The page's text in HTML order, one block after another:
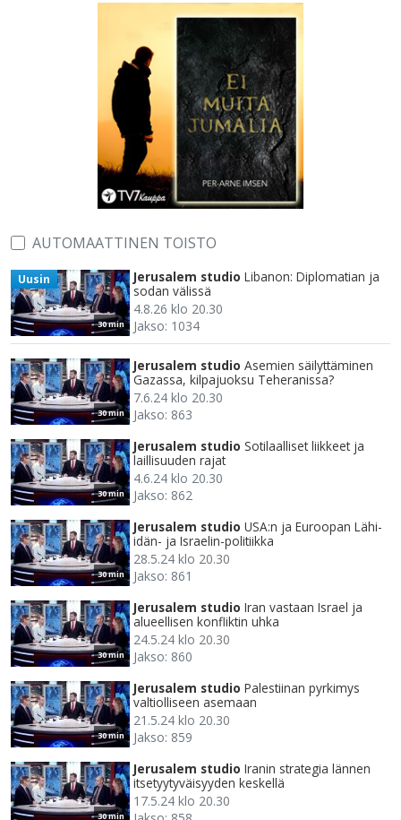
AUTOMAATTINEN TOISTO
30 min
Uusin Jerusalem studio Libanon: Diplomatian ja
sodan välissä
4.8.26 klo 20.30
Jakso: 1034
30 min
Jerusalem studio Asemien säilyttäminen
Gazassa, kilpajuoksu Teheranissa?
7.6.24 klo 20.30
Jakso: 863
30 min
Jerusalem studio Sotilaalliset liikkeet ja
laillisuuden rajat
4.6.24 klo 20.30
Jakso: 862
30 min
Jerusalem studio USA:n ja Euroopan Lähi-
idän- ja Israelin-politiikka
28.5.24 klo 20.30
Jakso: 861
30 min
Jerusalem studio Iran vastaan Israel ja
alueellisen konfliktin uhka
24.5.24 klo 20.30
Jakso: 860
30 min
Jerusalem studio Palestiinan pyrkimys
valtiolliseen asemaan
21.5.24 klo 20.30
Jakso: 859
30 min
Jerusalem studio Iranin strategia lännen
itsetyytyväisyyden keskellä
17.5.24 klo 20.30